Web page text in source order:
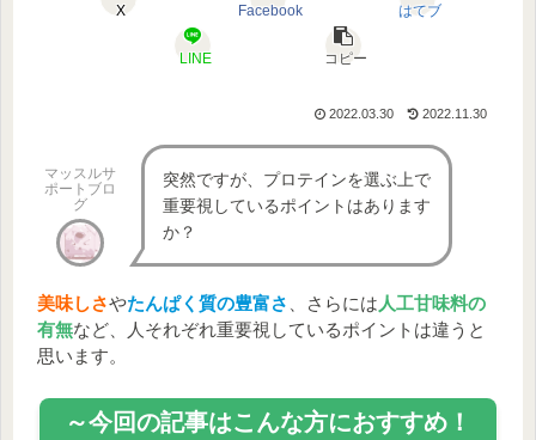
X Facebook はてブ
LINE コピー
2022.03.30 2022.11.30
マッスルサ
ポートブロ
グ
突然ですが、プロテインを選ぶ上で
重要視しているポイントはあります
か？
美味しさやたんぱく質の豊富さ 、さらには 人工甘味料の
有無など、人それぞれ重要視しているポイントは違うと
思います。
～今回の記事はこんな方におすすめ！